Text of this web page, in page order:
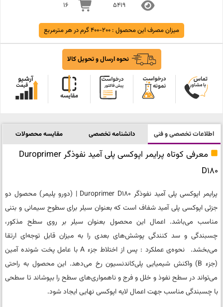
5419
16
میزان مصرف این محصول : 200-400 گرم در هر مترمربع
نحوه ارسال و تحویل کالا
اطلاعات تخصصی و فنی دانشنامه تخصصی مقایسه محصولات
معرفی کوتاه پرایمر اپوکسی‌ پلی‌ آمید نفوذگر Duroprimer
D180
پرایمر اپوکسی‌ پلی‌ آمید نفوذگر Duroprimer D180 | (دورو پلیمر) محصول دو
جزئی اپوکسی ‌پلی‌ آمید شفاف است که بعنوان سیلر برای سطوح سیمانی و بتنی
مناسب می‌باشد. اعمال این محصول بعنوان سیلر بر روی سطح مذکور،
چسبندگی و سد کنندگی پوشش‌های بعدی را به میزان قابل توجه‌ای ارتقا
می‌بخشد. نحوه‌ی عملکرد : پس از اختلاط جزء A با عامل پخت شونده آمین
(جزء B) واکنش شیمیایی پلی‌کاندنسیون رخ می‌دهد. این محصول به راحتی
می‌تواند در سطح نفوذ و خلل و فرج و ناهمواری‌های سطح را بپوشاند تا سطحی
با چسبندگی مناسب جهت اعمال لایه‌ اپوکسی نهایی ایجاد شود.